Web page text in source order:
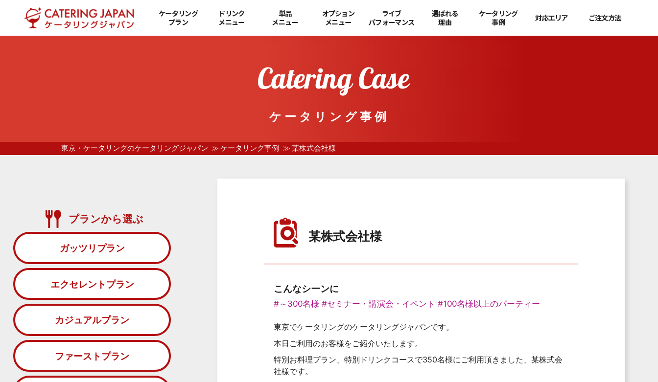
ケータリング
プラン
ドリンク
メニュー
単品
メニュー
オプション
メニュー
ライブ
パフォーマンス
選ばれる
理由
ケータリング
事例
対応エリア ご注文方法
ケータリング事例
東京・ケータリングのケータリングジャパン ケータリング事例 某株式会社様
某株式会社様
こんなシーンに
#～300名様 #セミナー・講演会・イベント #100名様以上のパーティー
東京でケータリングのケータリングジャパンです。
本日ご利用のお客様をご紹介いたします。
特別お料理プラン、特別ドリンクコースで350名様にご利用頂きました、某株式会
社様です。
プランから選ぶ
ガッツリプラン
エクセレントプラン
カジュアルプラン
ファーストプラン